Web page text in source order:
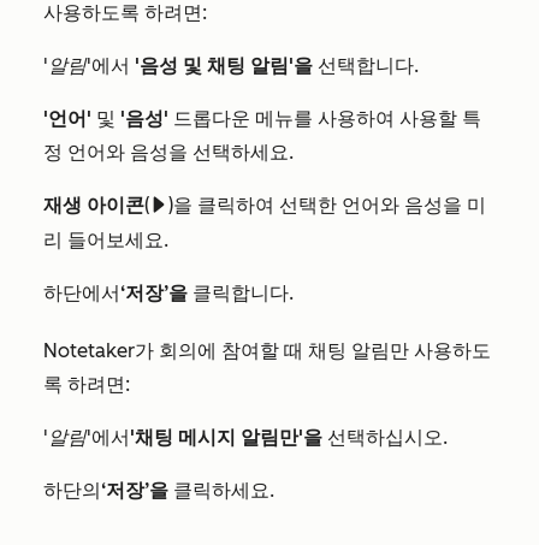
사용하도록 하려면:
'알림'에서 '음성 및 채팅 알림'을 선택합니다.
'언어' 및 '음성' 드롭다운 메뉴를 사용하여 사용할 특
정 언어와 음성을 선택하세요.
재생 아이콘( playerPlayIcon)을 클릭하여 선택한 언어와 음성을 미
리 들어보세요.
하단에서‘저장’을 클릭합니다.
Notetaker가 회의에 참여할 때 채팅 알림만 사용하도
록 하려면:
'알림'에서'채팅 메시지 알림만'을 선택하십시오.
하단의‘저장’을 클릭하세요.